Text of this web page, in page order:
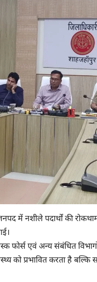
जनपद में नशीले पदार्थों की
फोर्स एवं अन्य संबंधित
को प्रभावित करता है